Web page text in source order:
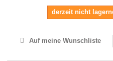
derzeit nicht
Auf meine Wunschliste